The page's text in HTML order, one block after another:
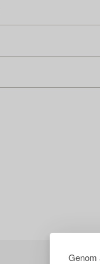
Genom